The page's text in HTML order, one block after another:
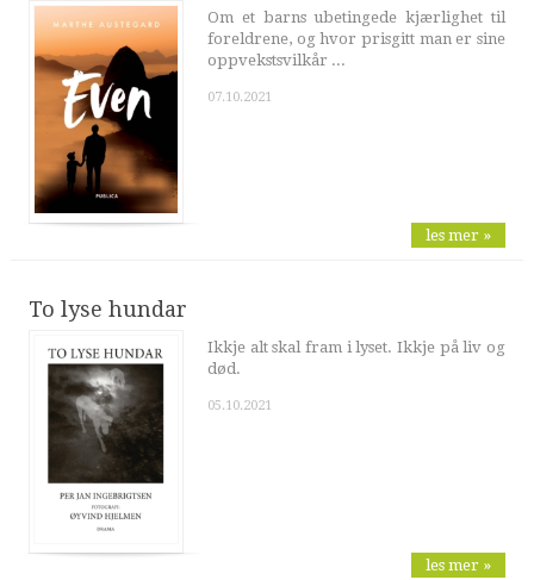
Om et barns ubetingede kjærlighet til
foreldrene, og hvor prisgitt man er sine
oppvekstsvilkår ...
07.10.2021
les mer »
To lyse hundar
Ikkje alt skal fram i lyset. Ikkje på liv og
død.
05.10.2021
les mer »